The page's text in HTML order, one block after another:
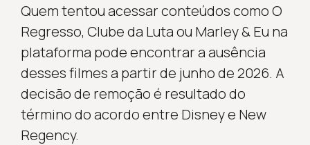
Quem tentou acessar conteúdos como O
Regresso, Clube da Luta ou Marley & Eu na
plataforma pode encontrar a ausência
desses filmes a partir de junho de 2026. A
decisão de remoção é resultado do
término do acordo entre Disney e New
Regency.